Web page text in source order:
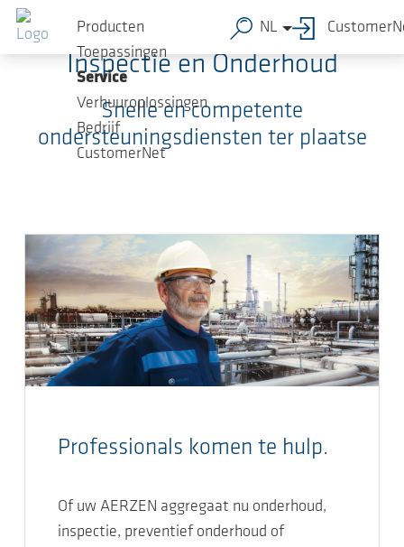
Ga naar de hoofdinhoud
Producten
Toepassingen
Service
Verhuuroplossingen
Bedrijf
CustomerNet
NL
Inspectie en Onderhoud
Snelle en competente
ondersteuningsdiensten ter plaatse
Professionals komen te hulp.
Of uw AERZEN aggregaat nu onderhoud,
inspectie, preventief onderhoud of